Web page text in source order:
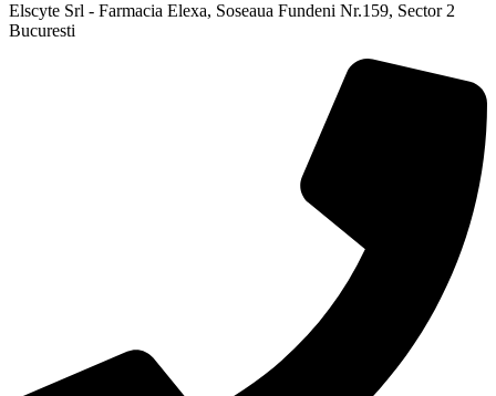
Elscyte Srl - Farmacia Elexa, Soseaua Fundeni Nr.159, Sector 2
Bucuresti